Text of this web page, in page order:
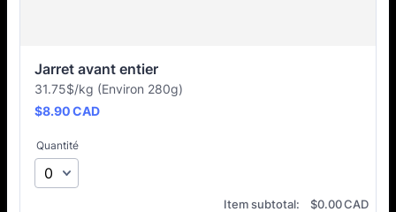
Jarret avant entier
31.75$/kg (Environ 280g)
$8.90 CAD
$8.90CAD
Quantité
Item subtotal: $0.00 CAD
$0.00CAD